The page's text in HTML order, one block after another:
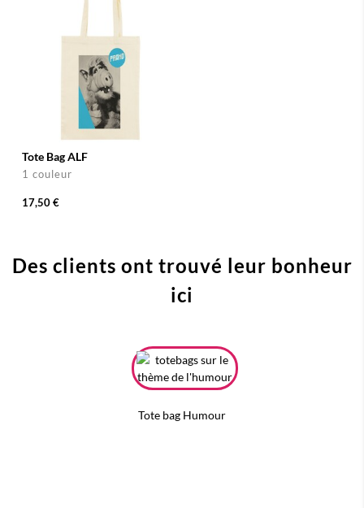
Tote Bag ALF
1 couleur
17,50 €
Des clients ont trouvé leur bonheur
ici
Tote bag Humour